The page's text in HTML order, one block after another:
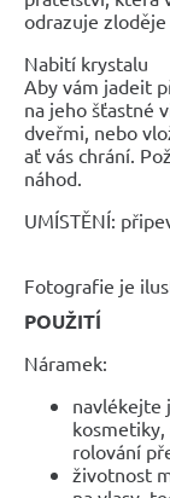
odrazuje zloděje
Nabití krystalu
Aby vám jadeit
na jeho šťastné
dveřmi, nebo
ať vás chrání.
náhod.
UMÍSTĚNÍ:
Fotografie je
POUŽITÍ
Náramek:
navlékejte
kosmetiky,
rolování
životnost